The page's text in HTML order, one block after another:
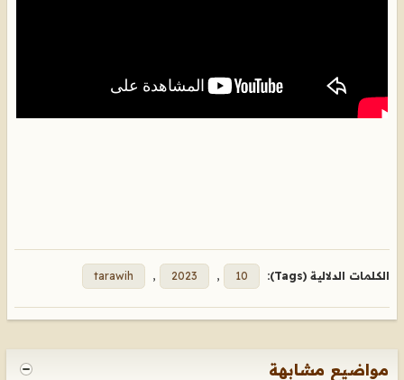
الكلمات الدلالية (Tags): 10
,
2023
,
tarawih
مواضيع مشابهة